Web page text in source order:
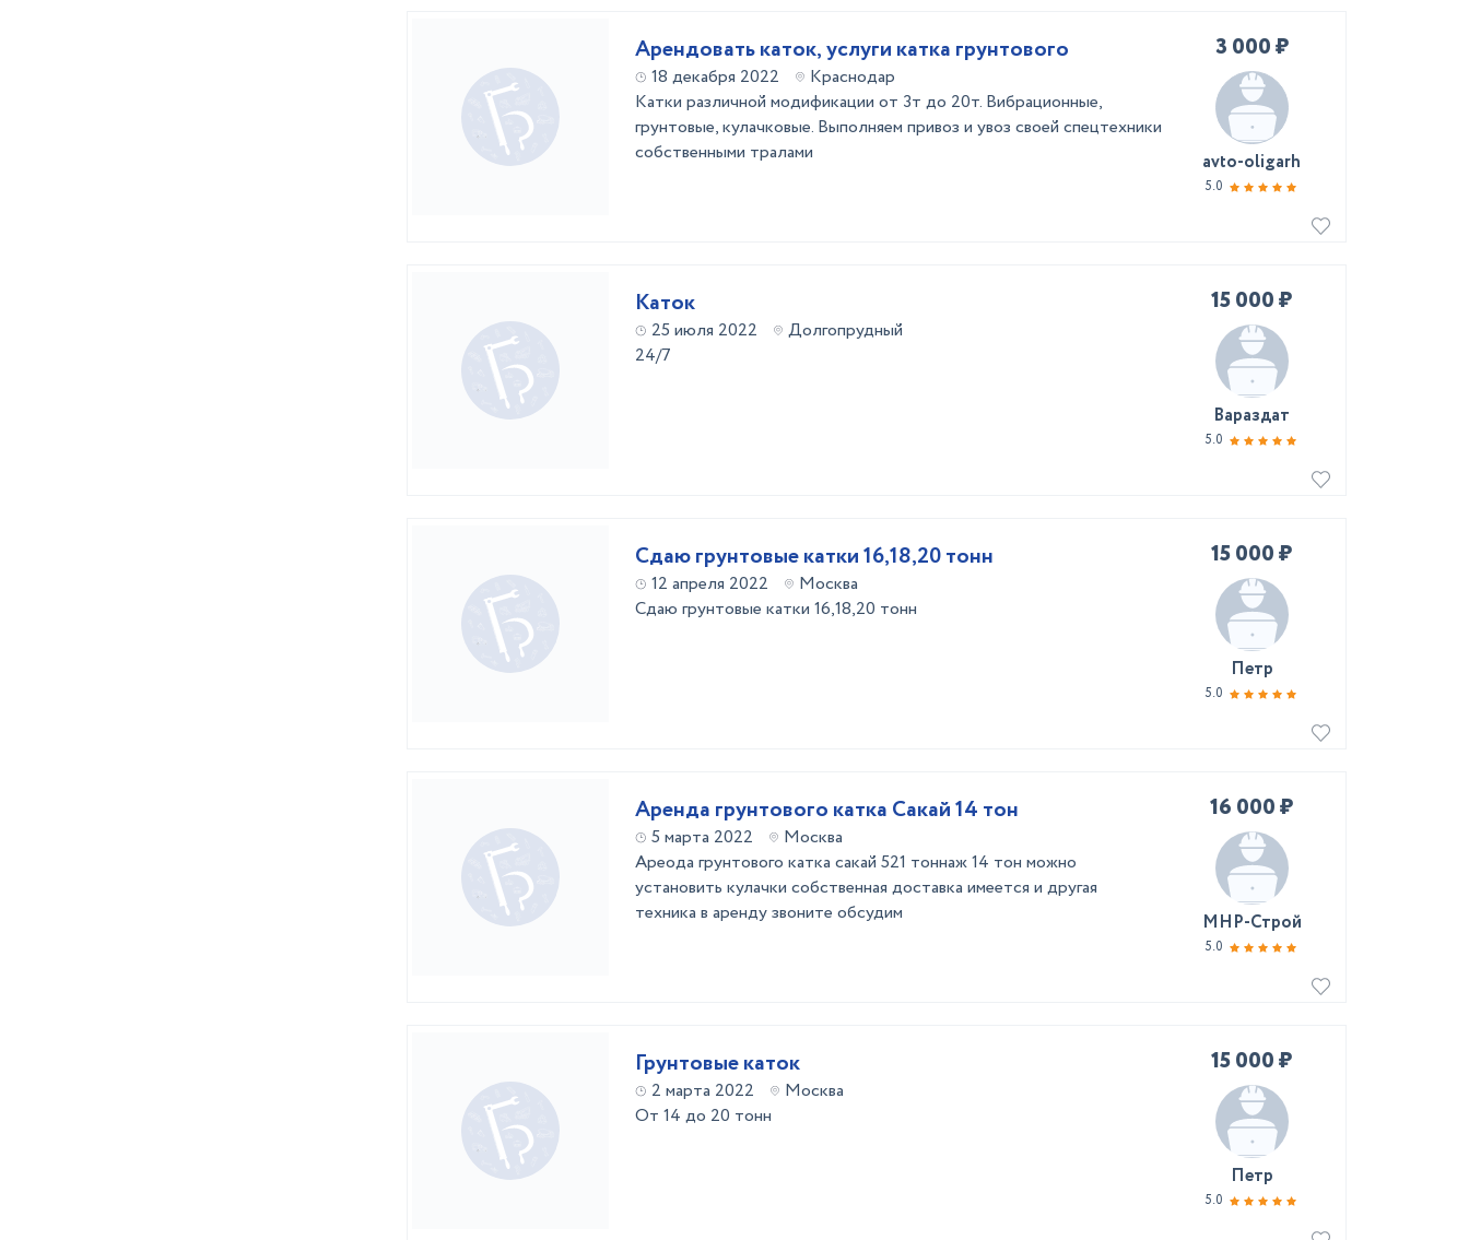
Арендовать каток, услуги катка грунтового
18 декабря 2022
Краснодар
Катки различной модификации от 3т до 20т. Вибрационные,
грунтовые, кулачковые. Выполняем привоз и увоз своей спецтехники
собственными тралами
3 000 ₽
avto-oligarh
5.0
Каток
25 июля 2022
Долгопрудный
24/7
15 000 ₽
Вараздат
5.0
Сдаю грунтовые катки 16,18,20 тонн
12 апреля 2022
Москва
Сдаю грунтовые катки 16,18,20 тонн
15 000 ₽
Петр
5.0
Аренда грунтового катка Сакай 14 тон
5 марта 2022
Москва
Ареода грунтового катка сакай 521 тоннаж 14 тон можно
установить кулачки собственная доставка имеется и другая
техника в аренду звоните обсудим
16 000 ₽
МНР-Строй
5.0
Грунтовые каток
2 марта 2022
Москва
От 14 до 20 тонн
15 000 ₽
Петр
5.0